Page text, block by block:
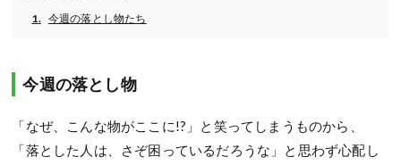
今週の落とし物たち
今週の落とし物
「なぜ、こんな物がここに!?」と笑ってしまうものから、
「落とした人は、さぞ困っているだろうな」と思わず心配し